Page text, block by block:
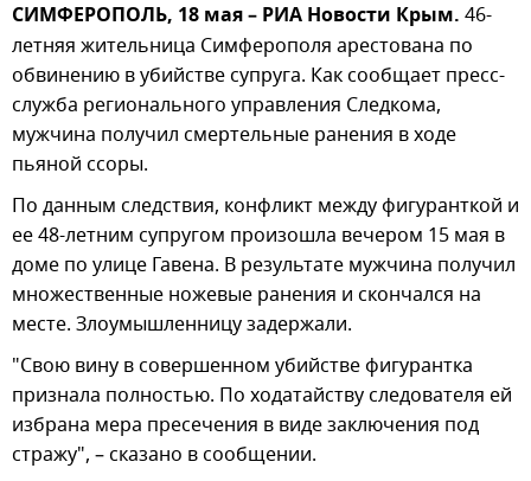
СИМФЕРОПОЛЬ, 18 мая – РИА Новости Крым. 46-
летняя жительница Симферополя арестована по
обвинению в убийстве супруга. Как сообщает пресс-
служба регионального управления Следкома,
мужчина получил смертельные ранения в ходе
пьяной ссоры.
По данным следствия, конфликт между фигуранткой и
ее 48-летним супругом произошла вечером 15 мая в
доме по улице Гавена. В результате мужчина получил
множественные ножевые ранения и скончался на
месте. Злоумышленницу задержали.
"Свою вину в совершенном убийстве фигурантка
признала полностью. По ходатайству следователя ей
избрана мера пресечения в виде заключения под
стражу", – сказано в сообщении.